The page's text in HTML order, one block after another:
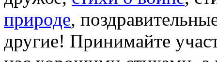
природе,
другие! Принимайте